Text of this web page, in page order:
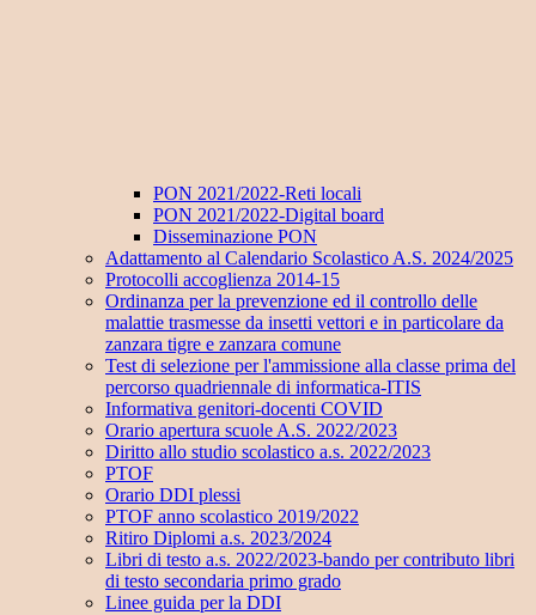
PON 2021/2022-Reti locali
PON 2021/2022-Digital board
Disseminazione PON
Adattamento al Calendario Scolastico A.S. 2024/2025
Protocolli accoglienza 2014-15
Ordinanza per la prevenzione ed il controllo delle
malattie trasmesse da insetti vettori e in particolare da
zanzara tigre e zanzara comune
Test di selezione per l'ammissione alla classe prima del
percorso quadriennale di informatica-ITIS
Informativa genitori-docenti COVID
Orario apertura scuole A.S. 2022/2023
Diritto allo studio scolastico a.s. 2022/2023
PTOF
Orario DDI plessi
PTOF anno scolastico 2019/2022
Ritiro Diplomi a.s. 2023/2024
Libri di testo a.s. 2022/2023-bando per contributo libri
di testo secondaria primo grado
Linee guida per la DDI